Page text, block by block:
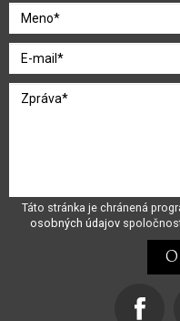
Táto stránka je chránená
osobných údajov